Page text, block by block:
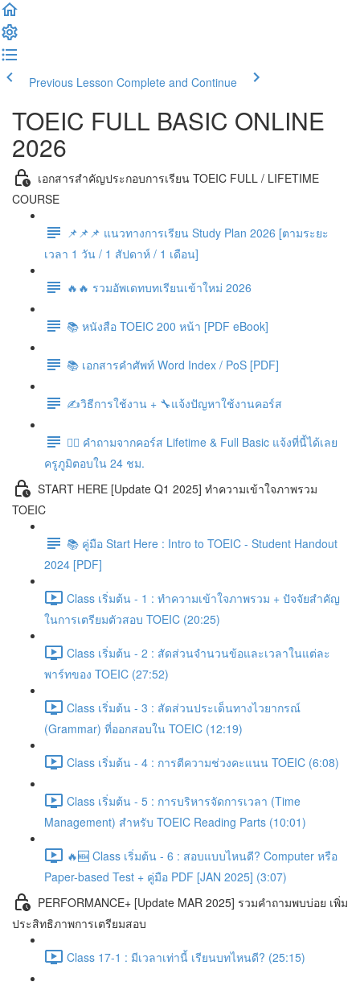
Previous Lesson Complete and Continue
TOEIC FULL BASIC ONLINE
2026
เอกสารสำคัญประกอบการเรียน TOEIC FULL / LIFETIME
COURSE
📌📌📌 แนวทางการเรียน Study Plan 2026 [ตามระยะ
เวลา 1 วัน / 1 สัปดาห์ / 1 เดือน]
🔥🔥 รวมอัพเดทบทเรียนเข้าใหม่ 2026
📚 หนังสือ TOEIC 200 หน้า [PDF eBook​]
📚 เอกสารคำศัพท์ Word Index / PoS [PDF]
✍️วิธีการใช้งาน + 🔧แจ้งปัญหาใช้งานคอร์ส
🙋‍♀️ คำถามจากคอร์ส Lifetime & Full Basic แจ้งที่นี้ได้เลย
ครูภูมิตอบใน 24 ชม.
START HERE [Update Q1 2025] ทำความเข้าใจภาพรวม
TOEIC
📚 คู่มือ Start Here : Intro to TOEIC - Student Handout
2024 [PDF]
Class เริ่มต้น - 1 : ทำความเข้าใจภาพรวม + ปัจจัยสำคัญ
ในการเตรียมตัวสอบ TOEIC (20:25)
Class เริ่มต้น - 2 : สัดส่วนจำนวนข้อและเวลาในแต่ละ
พาร์ทของ TOEIC (27:52)
Class เริ่มต้น - 3 : สัดส่วนประเด็นทางไวยากรณ์
(Grammar) ที่ออกสอบใน TOEIC (12:19)
Class เริ่มต้น - 4 : การตีความช่วงคะแนน TOEIC (6:08)
Class เริ่มต้น - 5 : การบริหารจัดการเวลา (Time
Management) สำหรับ TOEIC Reading Parts (10:01)
🔥🆕 Class เริ่มต้น - 6 : สอบแบบไหนดี? Computer หรือ
Paper-based Test + คู่มือ PDF [JAN 2025] (3:07)
PERFORMANCE+ [Update MAR 2025] รวมคำถามพบบ่อย เพิ่ม
ประสิทธิภาพการเตรียมสอบ
Class 17-1 : มีเวลาเท่านี้ เรียนบทไหนดี? (25:15)